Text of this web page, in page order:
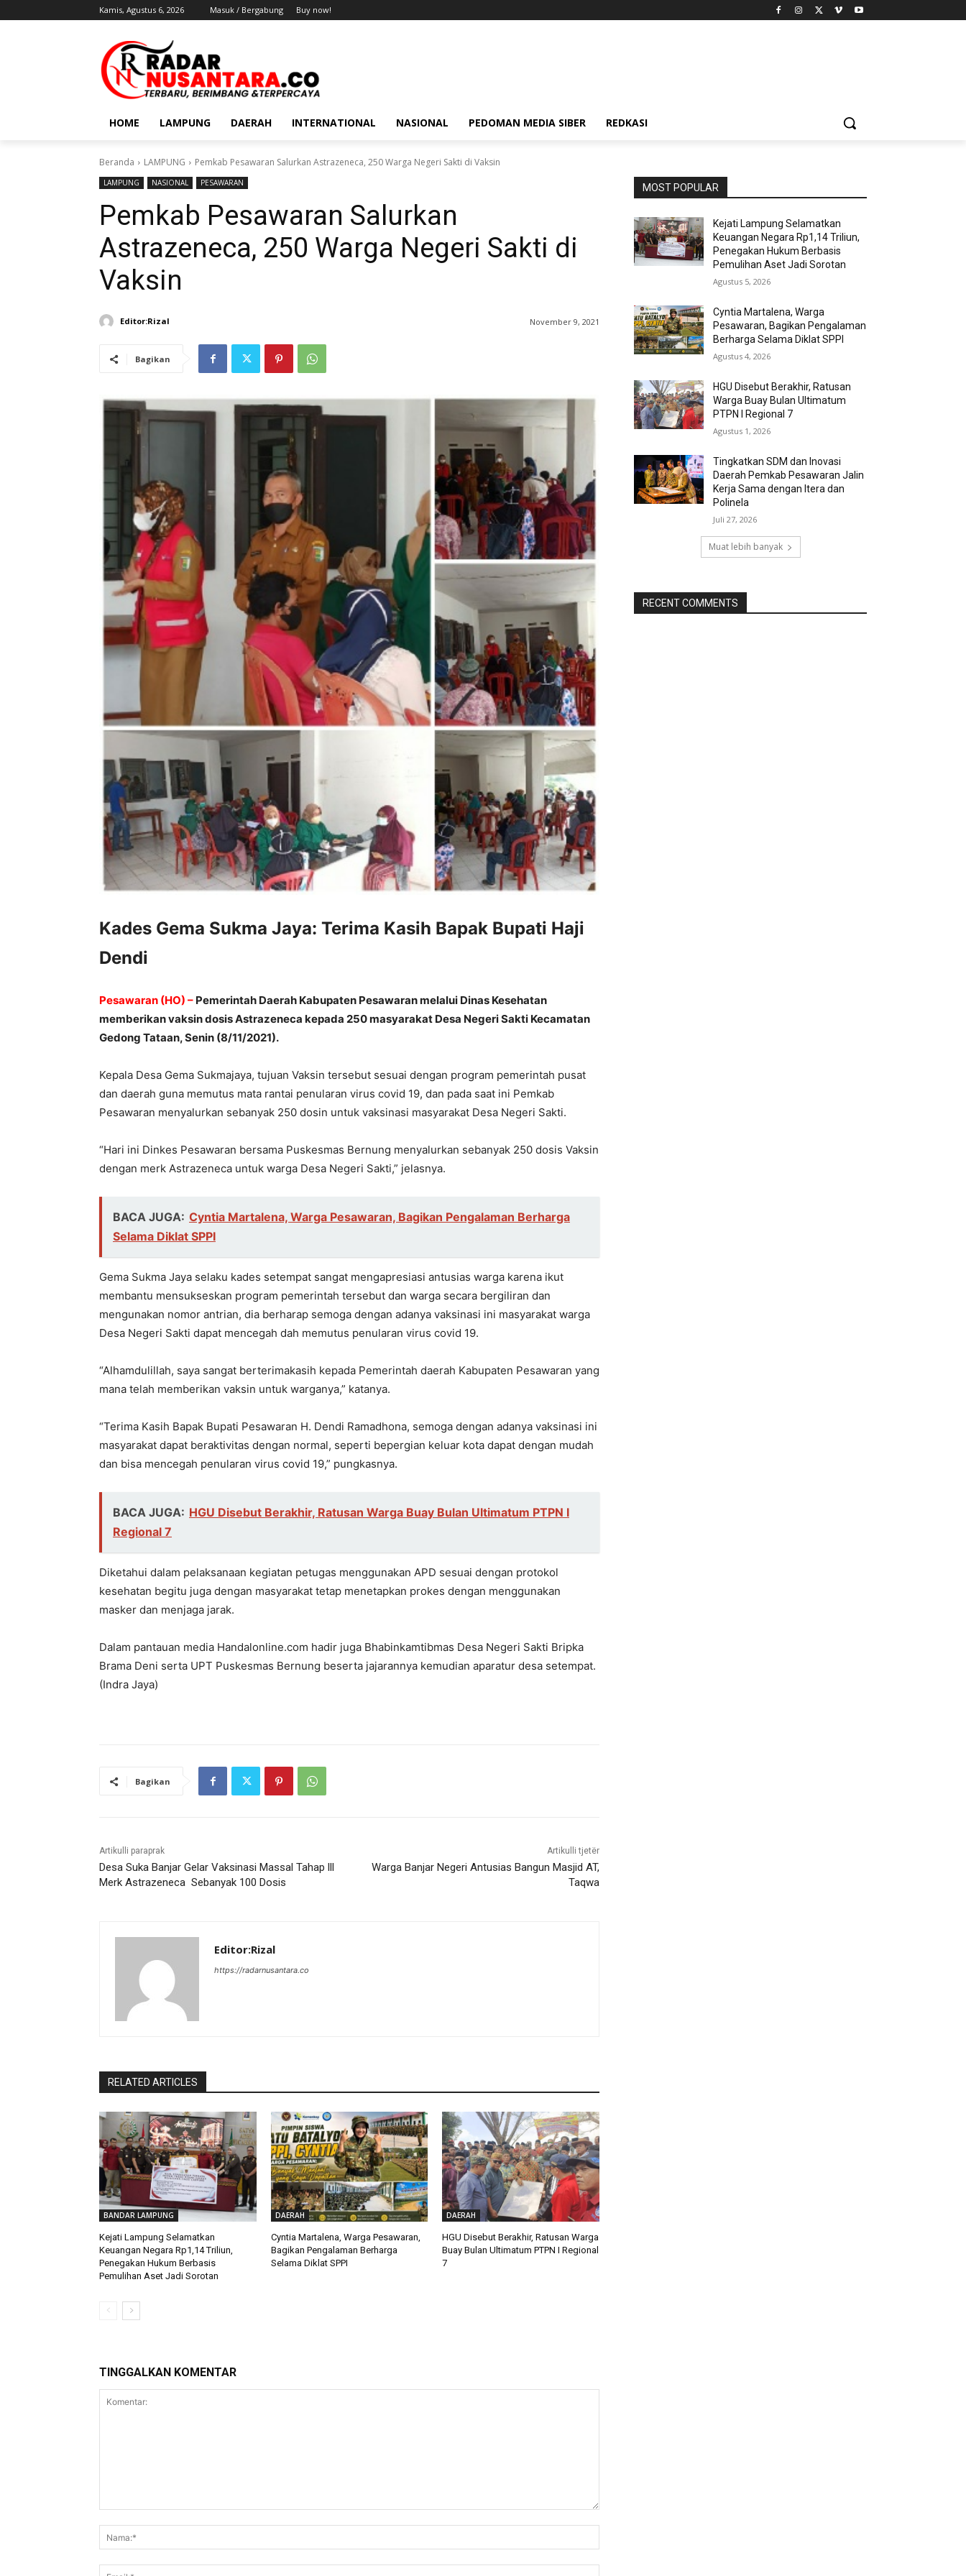
Kamis, Agustus 6, 2026 Masuk / Bergabung Buy now!
HOME LAMPUNG DAERAH INTERNATIONAL NASIONAL PEDOMAN MEDIA SIBER REDKASI
Beranda LAMPUNG Pemkab Pesawaran Salurkan Astrazeneca, 250 Warga Negeri Sakti di Vaksin
LAMPUNG NASIONAL PESAWARAN
Pemkab Pesawaran Salurkan
Astrazeneca, 250 Warga Negeri Sakti di
Vaksin
Editor:Rizal November 9, 2021
Bagikan
Kades Gema Sukma Jaya: Terima Kasih Bapak Bupati Haji
Dendi
Pesawaran (HO) – Pemerintah Daerah Kabupaten Pesawaran melalui Dinas Kesehatan
memberikan vaksin dosis Astrazeneca kepada 250 masyarakat Desa Negeri Sakti Kecamatan
Gedong Tataan, Senin (8/11/2021).
Kepala Desa Gema Sukmajaya, tujuan Vaksin tersebut sesuai dengan program pemerintah pusat
dan daerah guna memutus mata rantai penularan virus covid 19, dan pada saat ini Pemkab
Pesawaran menyalurkan sebanyak 250 dosin untuk vaksinasi masyarakat Desa Negeri Sakti.
“Hari ini Dinkes Pesawaran bersama Puskesmas Bernung menyalurkan sebanyak 250 dosis Vaksin
dengan merk Astrazeneca untuk warga Desa Negeri Sakti,” jelasnya.
BACA JUGA: Cyntia Martalena, Warga Pesawaran, Bagikan Pengalaman Berharga
Selama Diklat SPPI
Gema Sukma Jaya selaku kades setempat sangat mengapresiasi antusias warga karena ikut
membantu mensukseskan program pemerintah tersebut dan warga secara bergiliran dan
mengunakan nomor antrian, dia berharap semoga dengan adanya vaksinasi ini masyarakat warga
Desa Negeri Sakti dapat mencegah dah memutus penularan virus covid 19.
“Alhamdulillah, saya sangat berterimakasih kepada Pemerintah daerah Kabupaten Pesawaran yang
mana telah memberikan vaksin untuk warganya,” katanya.
“Terima Kasih Bapak Bupati Pesawaran H. Dendi Ramadhona, semoga dengan adanya vaksinasi ini
masyarakat dapat beraktivitas dengan normal, seperti bepergian keluar kota dapat dengan mudah
dan bisa mencegah penularan virus covid 19,” pungkasnya.
BACA JUGA: HGU Disebut Berakhir, Ratusan Warga Buay Bulan Ultimatum PTPN I
Regional 7
Diketahui dalam pelaksanaan kegiatan petugas menggunakan APD sesuai dengan protokol
kesehatan begitu juga dengan masyarakat tetap menetapkan prokes dengan menggunakan
masker dan menjaga jarak.
Dalam pantauan media Handalonline.com hadir juga Bhabinkamtibmas Desa Negeri Sakti Bripka
Brama Deni serta UPT Puskesmas Bernung beserta jajarannya kemudian aparatur desa setempat.
(Indra Jaya)
Bagikan
Artikulli paraprak
Desa Suka Banjar Gelar Vaksinasi Massal Tahap lll
Merk Astrazeneca Sebanyak 100 Dosis
Artikulli tjetër
Warga Banjar Negeri Antusias Bangun Masjid AT,
Taqwa
Editor:Rizal
https://radarnusantara.co
RELATED ARTICLES
BANDAR LAMPUNG
Kejati Lampung Selamatkan
Keuangan Negara Rp1,14 Triliun,
Penegakan Hukum Berbasis
Pemulihan Aset Jadi Sorotan
DAERAH
Cyntia Martalena, Warga Pesawaran,
Bagikan Pengalaman Berharga
Selama Diklat SPPI
DAERAH
HGU Disebut Berakhir, Ratusan Warga
Buay Bulan Ultimatum PTPN I Regional
7
TINGGALKAN KOMENTAR
MOST POPULAR
Kejati Lampung Selamatkan
Keuangan Negara Rp1,14 Triliun,
Penegakan Hukum Berbasis
Pemulihan Aset Jadi Sorotan
Agustus 5, 2026
Cyntia Martalena, Warga
Pesawaran, Bagikan Pengalaman
Berharga Selama Diklat SPPI
Agustus 4, 2026
HGU Disebut Berakhir, Ratusan
Warga Buay Bulan Ultimatum
PTPN I Regional 7
Agustus 1, 2026
Tingkatkan SDM dan Inovasi
Daerah Pemkab Pesawaran Jalin
Kerja Sama dengan Itera dan
Polinela
Juli 27, 2026
Muat lebih banyak
RECENT COMMENTS